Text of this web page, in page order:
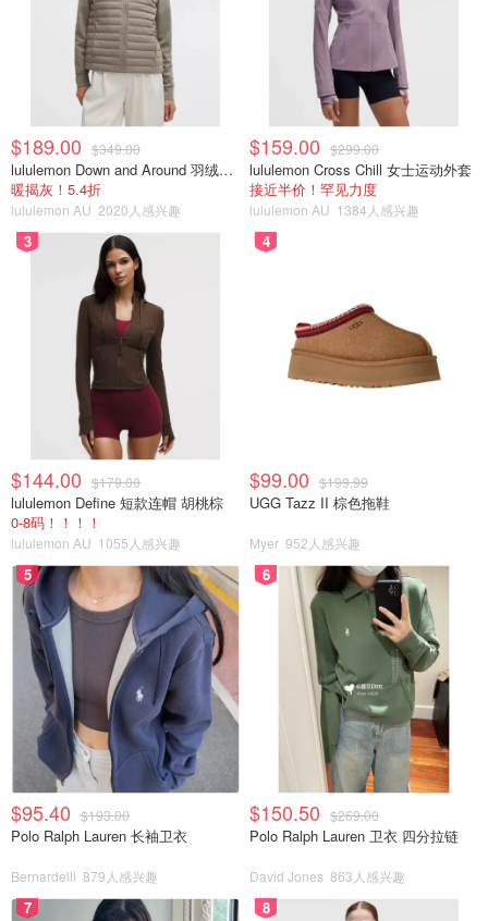
$189.00 $349.00
lululemon Down and Around 羽绒夹克
暖揭灰！5.4折
lululemon AU 2020人感兴趣
$159.00 $299.00
lululemon Cross Chill 女士运动外套
接近半价！罕见力度
lululemon AU 1384人感兴趣
3
$144.00 $179.00
lululemon Define 短款连帽 胡桃棕
0-8码！！！！
lululemon AU 1055人感兴趣
4
$99.00 $199.99
UGG Tazz II 棕色拖鞋
Myer 952人感兴趣
5
$95.40 $193.00
Polo Ralph Lauren 长袖卫衣
Bernardelli 879人感兴趣
6
$150.50 $269.00
Polo Ralph Lauren 卫衣 四分拉链
David Jones 863人感兴趣
7 8